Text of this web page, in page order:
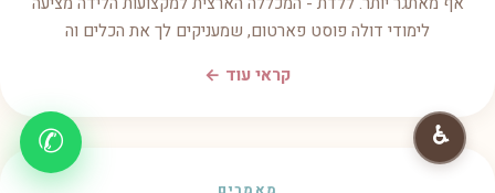
לימודי דולה פוסט פארטום, שמעניקים לך את הכלים וה
קראי עוד ←
✆ ♿